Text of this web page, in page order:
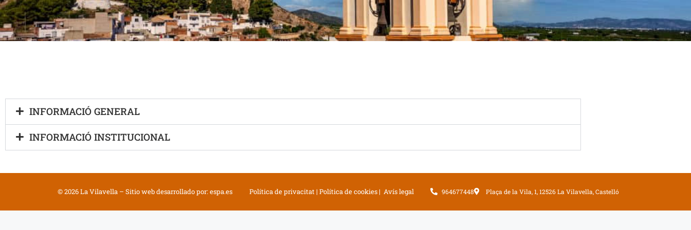
Portal de
transparència
INFORMACIÓ GENERAL
INFORMACIÓ INSTITUCIONAL
© 2026 La Vilavella – Sitio web desarrollado por:espa.es Política de privacitat| Política de cookies| Avís legal 964677448 Plaça de la Vila, 1, 12526 La Vilavella, Castelló